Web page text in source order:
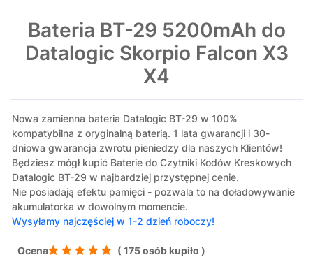
Bateria BT-29 5200mAh do
Datalogic Skorpio Falcon X3
X4
Nowa zamienna bateria Datalogic BT-29 w 100%
kompatybilna z oryginalną baterią. 1 lata gwarancji i 30-
dniowa gwarancja zwrotu pieniedzy dla naszych Klientów!
Będziesz mógł kupić Baterie do Czytniki Kodów Kreskowych
Datalogic BT-29 w najbardziej przystępnej cenie.
Nie posiadają efektu pamięci - pozwala to na doładowywanie
akumulatorka w dowolnym momencie.
Wysyłamy najczęściej w 1-2 dzień roboczy!
Ocena ( 175 osób kupiło )